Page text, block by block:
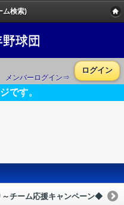
ム検索)
球団
メンバーログイン⇒
ログイン
です。
チーム応援キャンペーン◆